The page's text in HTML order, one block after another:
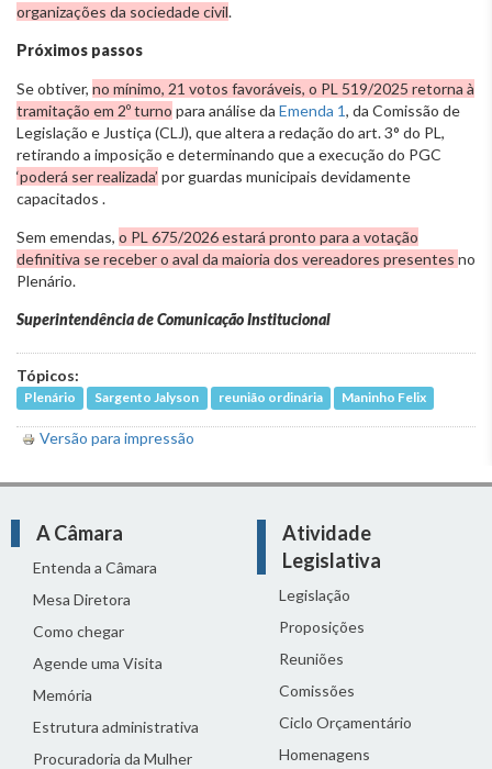
organizações da sociedade civil.
Próximos passos
Se obtiver, no mínimo, 21 votos favoráveis, o PL 519/2025 retorna à
tramitação em 2º turno para análise da Emenda 1, da Comissão de
Legislação e Justiça (CLJ), que altera a redação do art. 3° do PL,
retirando a imposição e determinando que a execução do PGC
‘poderá ser realizada’ por guardas municipais devidamente
capacitados .
Sem emendas, o PL 675/2026 estará pronto para a votação
definitiva se receber o aval da maioria dos vereadores presentes no
Plenário.
Superintendência de Comunicação Institucional
Tópicos:
Plenário Sargento Jalyson reunião ordinária Maninho Felix
Versão para impressão
A Câmara
Entenda a Câmara
Mesa Diretora
Como chegar
Agende uma Visita
Memória
Estrutura administrativa
Procuradoria da Mulher
Atividade
Legislativa
Legislação
Proposições
Reuniões
Comissões
Ciclo Orçamentário
Homenagens